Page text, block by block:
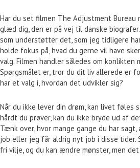
Har du set filmen The Adjustment Bureau
glæd dig, den er på vej til danske
som understøtter det, som jeg tidligere
holde fokus på, hvad du gerne vil have
valg. Filmen handler således om
Spørgsmålet er, tror du dit liv allerede er
har et valg i, hvordan det udvikler sig?
Når du ikke lever din drøm, kan livet føles
hårdt du prøver, kan du ikke bryde ud af
Tænk over, hvor mange gange du har
job eller jeg får aldrig nyt job i disse tider.
fri vilje, og du kan ændre mønster, men